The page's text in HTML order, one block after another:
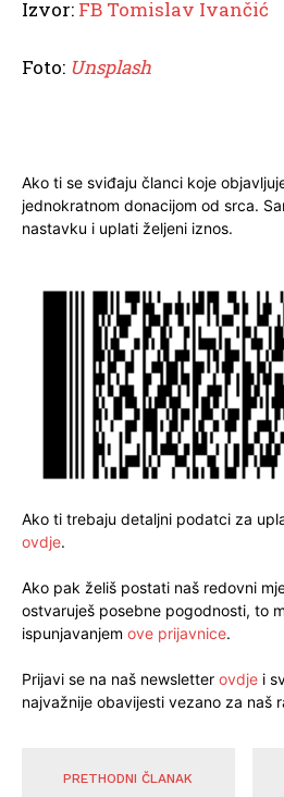
Izvor: FB Tomislav Ivančić
Foto: Unsplash
Ako ti se sviđaju članci koje
jednokratnom donacijom od srca.
nastavku i uplati željeni iznos.
Ako ti trebaju detaljni podatci za
ovdje.
Ako pak želiš postati naš redovni
ostvaruješ posebne pogodnosti, to
ispunjavanjem ove prijavnice.
Prijavi se na naš newsletter ovdje i
najvažnije obavijesti vezano za naš
PRETHODNI ČLANAK